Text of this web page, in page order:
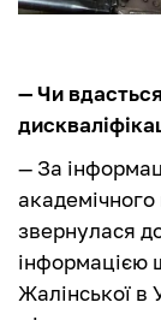
— Чи
— За
звернулася
інформацією
Жалінської в